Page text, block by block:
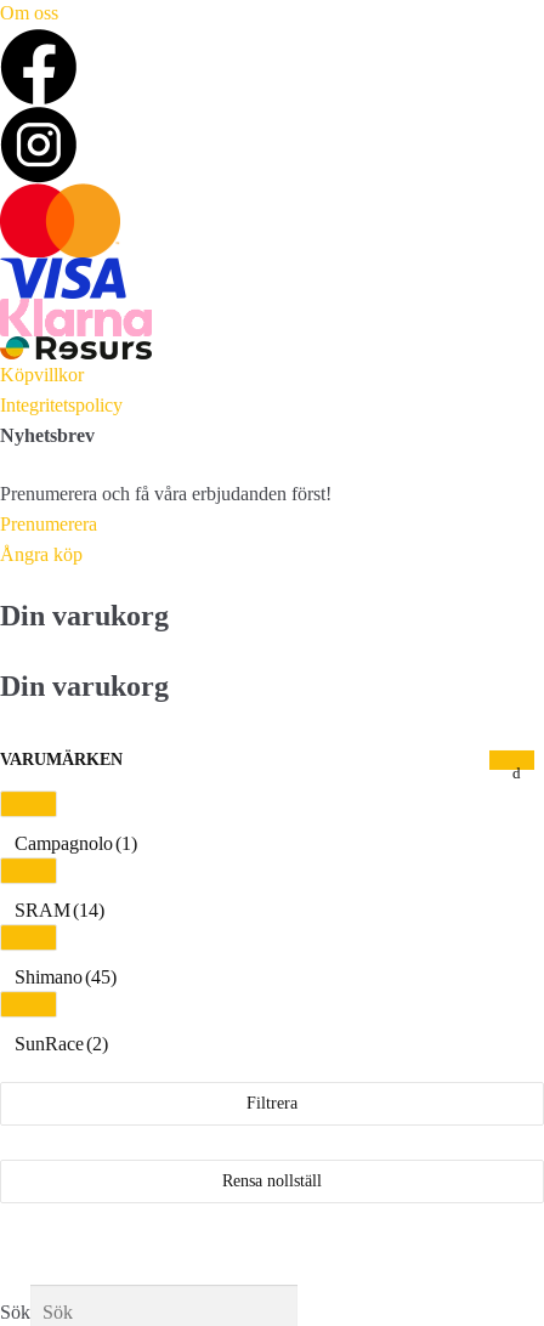
Om oss
Köpvillkor
Integritetspolicy
Nyhetsbrev
Prenumerera och få våra erbjudanden först!
Prenumerera
Ångra köp
Din varukorg
Din varukorg
VARUMÄRKEN
Campagnolo(1)
SRAM(14)
Shimano(45)
SunRace(2)
Filtrera
Rensa nollställ
Sök